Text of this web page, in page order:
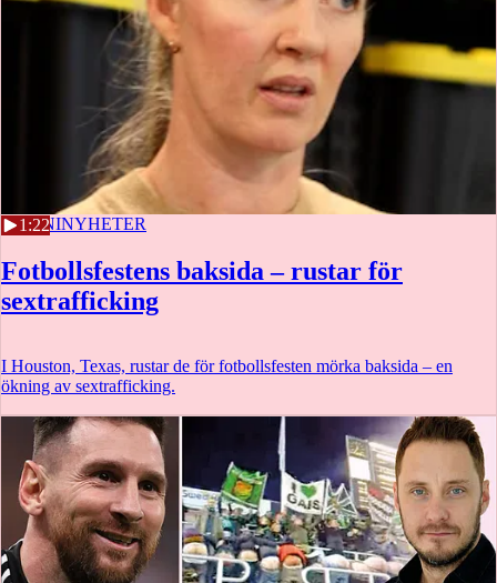
1:22
11 JUNINYHETER
Fotbollsfestens baksida – rustar för
sextrafficking
I Houston, Texas, rustar de för fotbollsfesten mörka baksida – en
ökning av sextrafficking.